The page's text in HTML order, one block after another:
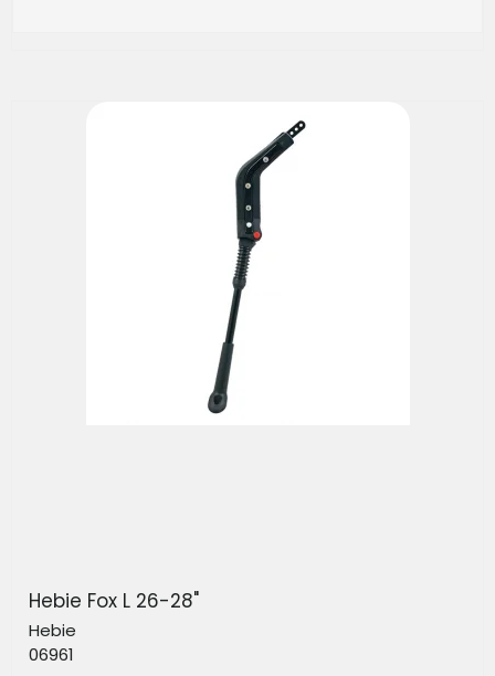
Hebie Fox L 26-28"
Hebie
06961